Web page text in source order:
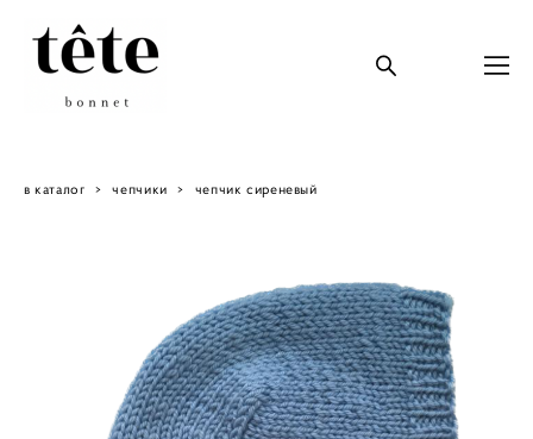
в каталог > чепчики > чепчик сиреневый